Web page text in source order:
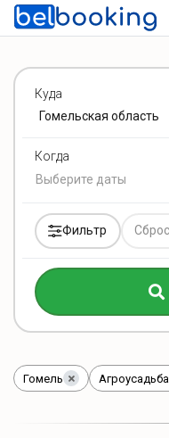
Куда
Когда
Фильтр
Гомель Агроусадьба